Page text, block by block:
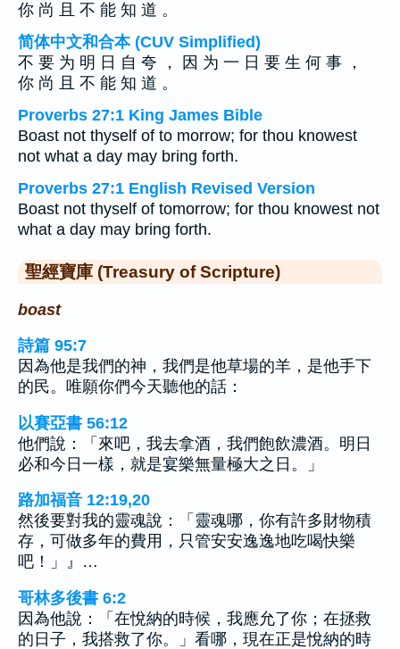
你 尚 且 不 能 知 道 。
简体中文和合本 (CUV Simplified)
不 要 为 明 日 自 夸 ， 因 为 一 日 要 生 何 事 ，
你 尚 且 不 能 知 道 。
Proverbs 27:1 King James Bible
Boast not thyself of to morrow; for thou knowest
not what a day may bring forth.
Proverbs 27:1 English Revised Version
Boast not thyself of tomorrow; for thou knowest not
what a day may bring forth.
聖經寶庫 (Treasury of Scripture)
boast
詩篇 95:7
因為他是我們的神，我們是他草場的羊，是他手下
的民。唯願你們今天聽他的話：
以賽亞書 56:12
他們說：「來吧，我去拿酒，我們飽飲濃酒。明日
必和今日一樣，就是宴樂無量極大之日。」
路加福音 12:19,20
然後要對我的靈魂說：「靈魂哪，你有許多財物積
存，可做多年的費用，只管安安逸逸地吃喝快樂
吧！」』…
哥林多後書 6:2
因為他說：「在悅納的時候，我應允了你；在拯救
的日子，我搭救了你。」看哪，現在正是悅納的時